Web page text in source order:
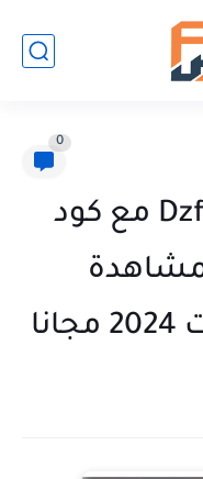
0
تحميل تطبيق Dzfox Tv مع كود